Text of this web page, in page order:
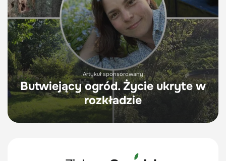
Artykuł sponsorowany
Butwiejący ogród. Życie ukryte w
rozkładzie